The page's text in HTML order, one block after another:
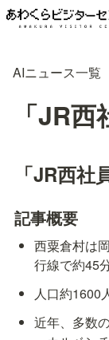
AIニュース一覧
「JR
「JR西社
記事概要
西粟倉村は
行線で約45
人口約1600
近年、多数